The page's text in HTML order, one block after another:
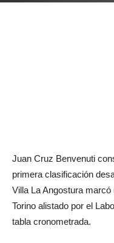
Juan Cruz Benvenuti
primera clasificación
Villa La Angostura
Torino alistado por el
tabla cronometrada.